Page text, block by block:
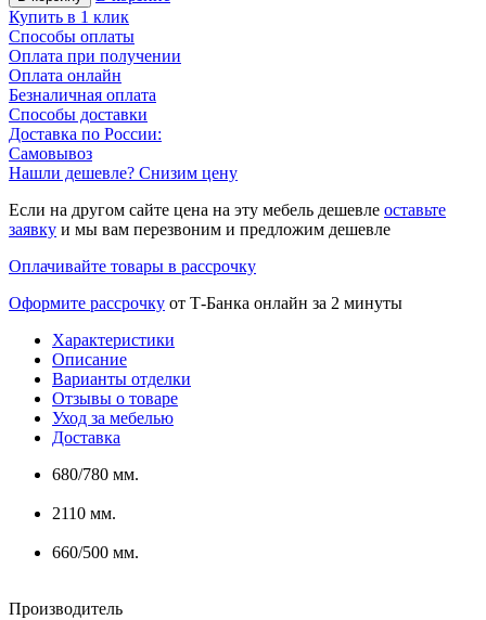
Купить в 1 клик
Способы оплаты
Оплата при получении
Оплата онлайн
Безналичная оплата
Способы доставки
Доставка по России:
Самовывоз
Нашли дешевле? Снизим цену
Если на другом сайте цена на эту мебель дешевле оставьте
заявку и мы вам перезвоним и предложим дешевле
Оплачивайте товары в рассрочку
Оформите рассрочку от Т-Банка онлайн за 2 минуты
Характеристики
Описание
Варианты отделки
Отзывы о товаре
Уход за мебелью
Доставка
680/780 мм.
2110 мм.
660/500 мм.
Производитель